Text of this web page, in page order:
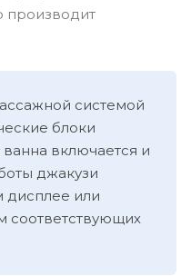
производит
системой
блоки
включается и
джакузи
дисплее или
соответствующих